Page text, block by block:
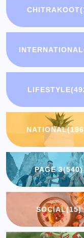
CHITRAKOOT
INTERNATIONAL
LIFESTYLE
NATIONAL
PAGE 3(540)
SOCIAL(15)